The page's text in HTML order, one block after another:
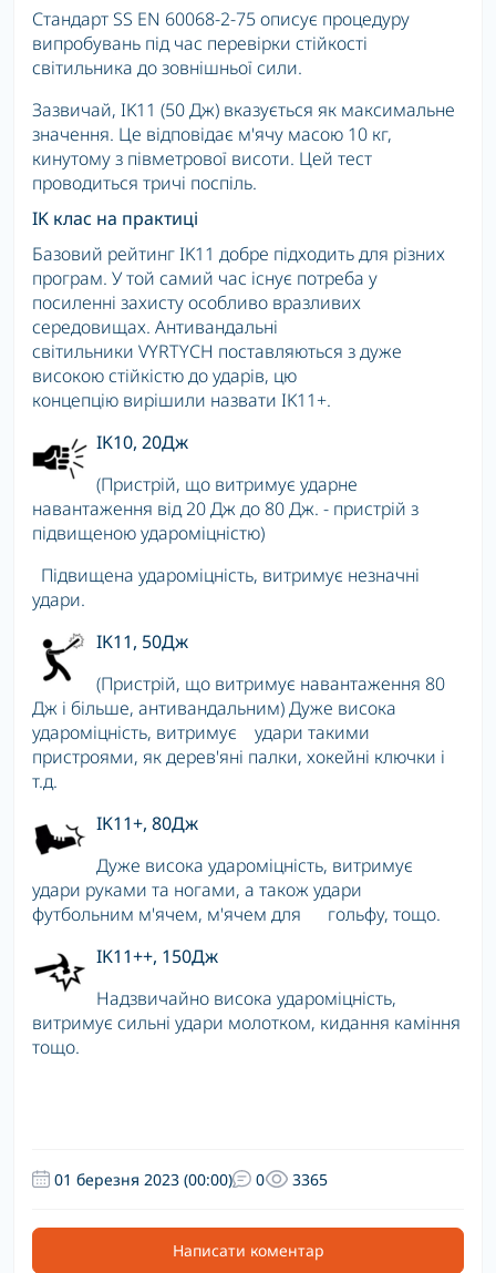
Стандарт SS EN 60068-2-75 описує процедуру
випробувань під час перевірки стійкості
світильника до зовнішньої сили.
Зазвичай, IK11 (50 Дж) вказується як максимальне
значення. Це відповідає м'ячу масою 10 кг,
кинутому з півметрової висоти. Цей тест
проводиться тричі поспіль.
IK клас на практиці
Базовий рейтинг IK11 добре підходить для різних
програм. У той самий час існує потреба у
посиленні захисту особливо вразливих
середовищах. Антивандальні
світильники VYRTYCH поставляються з дуже
високою стійкістю до ударів, цю
концепцію вирішили назвати IK11+.
IK10, 20Дж
(Пристрій, що витримує ударне
навантаження від 20 Дж до 80 Дж. - пристрій з
підвищеною удароміцністю)
Підвищена удароміцність, витримує незначні
удари.
IK11, 50Дж
(Пристрій, що витримує навантаження 80
Дж і більше, антивандальним) Дуже висока
удароміцність, витримує удари такими
пристроями, як дерев'яні палки, хокейні ключки і
т.д.
IK11+, 80Дж
Дуже висока удароміцність, витримує
удари руками та ногами, а також удари
футбольним м'ячем, м'ячем для гольфу, тощо.
IK11++, 150Дж
Надзвичайно висока удароміцність,
витримує сильні удари молотком, кидання каміння
тощо.
01 березня 2023 (00:00) 0 3365
Написати коментар